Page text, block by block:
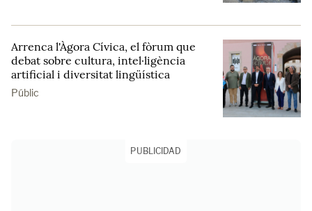
Arrenca l'Àgora Cívica, el fòrum que
debat sobre cultura, intel·ligència
artificial i diversitat lingüística
Públic
PUBLICIDAD